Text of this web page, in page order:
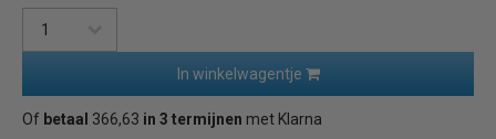
In winkelwagentje
Of betaal 366,63 in 3 termijnen met Klarna